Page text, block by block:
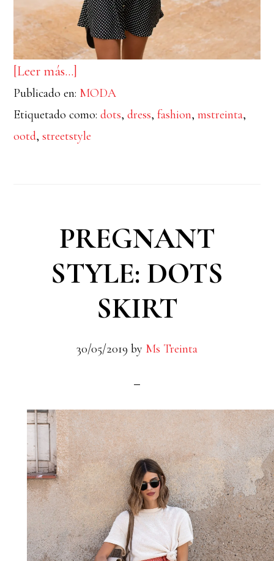
[Leer más…]
de
Ella
es
Publicado en: MODA
Etiquetado como:dots,dress,fashion,mstreinta,
ootd,streetstyle
PREGNANT
STYLE: DOTS
SKIRT
30/05/2019 by Ms Treinta